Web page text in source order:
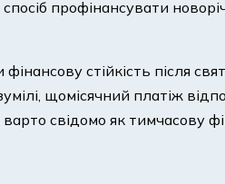
профінансувати
стійкість після
щомісячний платіж
свідомо як тимчасову